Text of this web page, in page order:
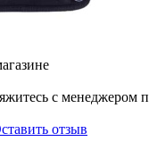
с менеджером
отзыв